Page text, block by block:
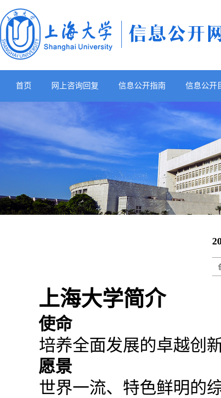
首页 网上咨询回复 信息公开指南 信息公开
上海大学简介
使命
培养全面发展的卓越创
愿景
世界一流、特色鲜明的